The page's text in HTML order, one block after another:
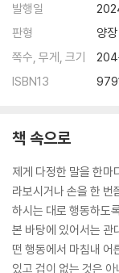
발행일
판형
양장
쪽수, 무게, 크기
ISBN13
책 속으로
제게 다정한 말을 한마
라보시거나 손을 한 번
하시는 대로 행동하도
본 바탕에 있어서는 관
떤 행동에서 마침내 어
있고 겁이 없는 것은